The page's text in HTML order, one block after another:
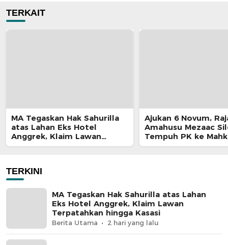
TERKAIT
MA Tegaskan Hak Sahurilla
atas Lahan Eks Hotel
Anggrek, Klaim Lawan
Terpatahkan hingga Kasasi
Ajukan 6 Novum,
Amahusu Mezaac
Tempuh PK ke
Agung
TERKINI
MA Tegaskan Hak Sahurilla atas Lahan
Eks Hotel Anggrek, Klaim Lawan
Terpatahkan hingga Kasasi
Berita Utama 2 hari yang lalu